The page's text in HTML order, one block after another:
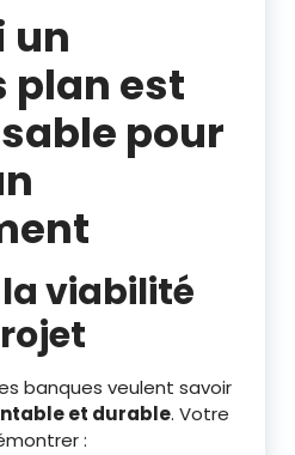
un
plan est
pour
la viabilité
banques veulent savoir
et durable. Votre
: